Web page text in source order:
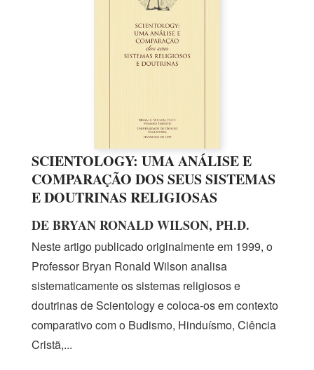
SCIENTOLOGY: UMA ANÁLISE E
COMPARAÇÃO DOS SEUS SISTEMAS
E DOUTRINAS RELIGIOSAS
DE BRYAN RONALD WILSON, PH.D.
Neste artigo publicado originalmenteem 1999, o
Professor Bryan Ronald Wilson analisa
sistematicamente os sistemas religiosos e
doutrinas de Scientology ecoloca-osem contexto
comparativo com o Budismo, Hinduísmo, Ciência
Cristã,...